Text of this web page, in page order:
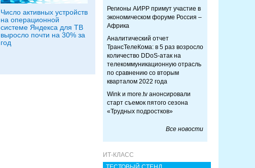
Число активных устройств
на операционной
системе Яндекса для ТВ
выросло почти на 30% за
год
Регионы АИРР примут участие в
экономическом форуме Россия –
Африка
Аналитический отчет
ТрансТелеКома: в 5 раз возросло
количество DDoS-атак на
телекоммуникационную отрасль
по сравнению со вторым
кварталом 2022 года
Wink и more.tv анонсировали
старт съемок пятого сезона
«Трудных подростков»
Все новости
ИТ-КЛАСС